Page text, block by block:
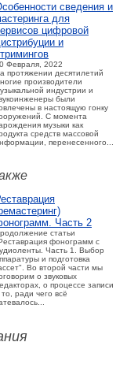
сведения и
для
цифровой
и
Февраля, 2022
протяжении десятилетий
производители
индустрии и
были
в настоящую гонку
С момента
музыки как
средств массовой
перенесенного...
Часть 2
статьи
фонограмм с
Часть 1. Выбор
и подготовка
Во второй части мы
о звуковых
о процессе записи
ради чего всё